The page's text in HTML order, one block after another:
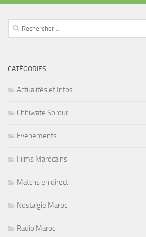
Rechercher :
CATÉGORIES
Actualités et Infos
Chhiwate Sorour
Evenements
Films Marocains
Matchs en direct
Nostalgie Maroc
Radio Maroc